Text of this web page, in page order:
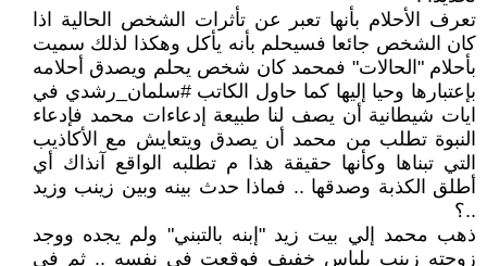
تعرف الأحلام بأنها تعبر عن تأثرات الشخص الحالية اذا
كان الشخص جائعا فسيحلم بأنه يأكل وهكذا لذلك سميت
بأحلام "الحالات" فمحمد كان شخص يحلم ويصدق أحلامه
بإعتبارها وحيا إليها كما حاول الكاتب #سلمان_رشدي في
ايات شيطانية أن يصف لنا طبيعة إدعاءات محمد فإدعاء
النبوة تطلب من محمد أن يصدق ويتعايش مع الأكاذيب
التي تبناها وكأنها حقيقة هذا م تطلبه الواقع آنذاك أي
أطلق الكذبة وصدقها .. فماذا حدث بينه وبين زينب وزيد
..؟
ذهب محمد إلي بيت زيد "إبنه بالتبني" ولم يجده ووجد
زوجته زينب بلباس خفيف فوقعت في نفسه .. ثم في